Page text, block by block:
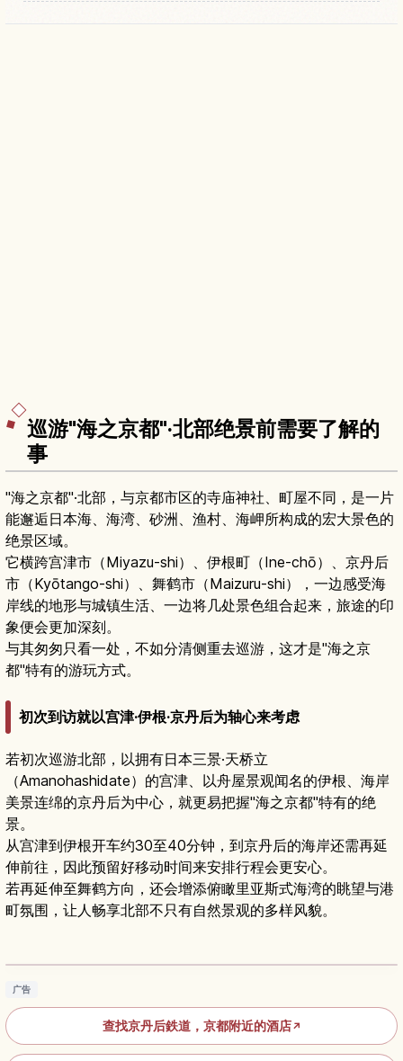
巡游"海之京都"·北部绝景前需要了解的
事
"海之京都"·北部，与京都市区的寺庙神社、町屋不同，是一片
能邂逅日本海、海湾、砂洲、渔村、海岬所构成的宏大景色的
绝景区域。
它横跨宫津市（Miyazu-shi）、伊根町（Ine-chō）、京丹后
市（Kyōtango-shi）、舞鹤市（Maizuru-shi），一边感受海
岸线的地形与城镇生活、一边将几处景色组合起来，旅途的印
象便会更加深刻。
与其匆匆只看一处，不如分清侧重去巡游，这才是"海之京
都"特有的游玩方式。
初次到访就以宫津·伊根·京丹后为轴心来考虑
若初次巡游北部，以拥有日本三景·天桥立
（Amanohashidate）的宫津、以舟屋景观闻名的伊根、海岸
美景连绵的京丹后为中心，就更易把握"海之京都"特有的绝
景。
从宫津到伊根开车约30至40分钟，到京丹后的海岸还需再延
伸前往，因此预留好移动时间来安排行程会更安心。
若再延伸至舞鹤方向，还会增添俯瞰里亚斯式海湾的眺望与港
町氛围，让人畅享北部不只有自然景观的多样风貌。
京都丹后铁道｜串联天桥立・伊根等北部秘境的
广告
查找京丹后鉄道，京都附近的酒店↗